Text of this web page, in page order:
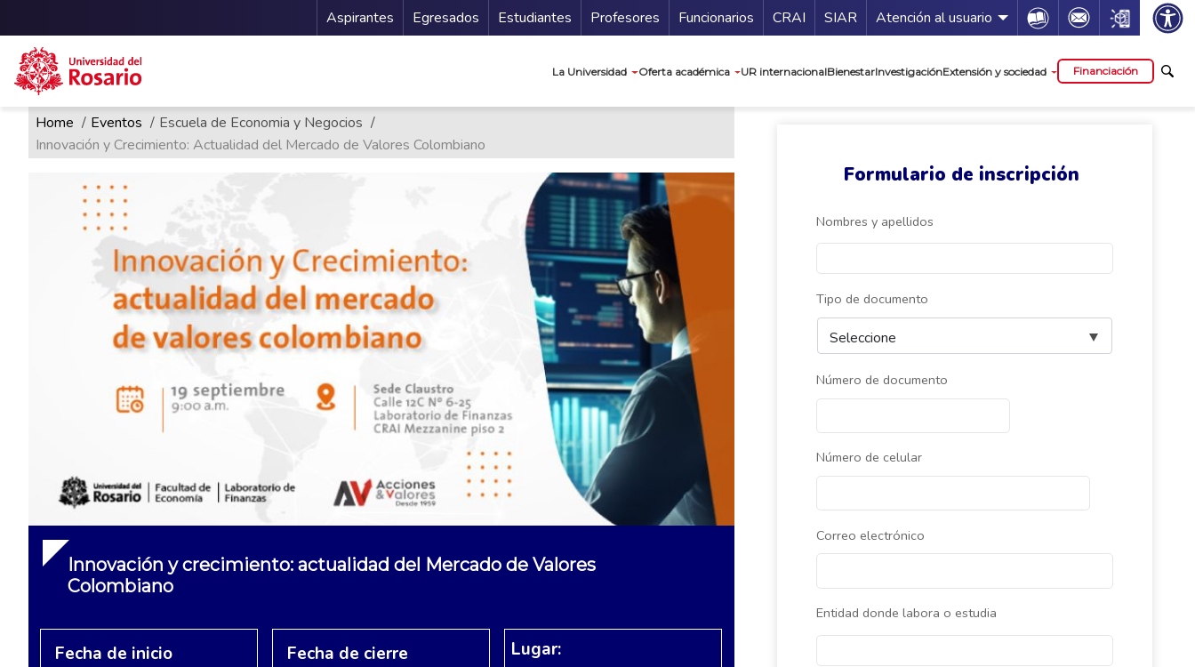
Pasar al contenido principal
Menu Secundario
Aspirantes Egresados Estudiantes Profesores Funcionarios Guía de servicios
CRAI SIAR Atención al usuario Icon Icon Icon
La Universidad Oferta académica UR internacionalBienestarInvestigaciónExtensión y sociedad Financiación
Formulario de inscripción
Nombres y apellidos
Tipo de documento
Número de documento
Número de celular
Correo electrónico
Entidad donde labora o estudia
Ruta de navegación
Home Eventos
Escuela de Economia y Negocios
Innovación y Crecimiento: Actualidad del Mercado de Valores Colombiano
Innovación y crecimiento: actualidad del Mercado de Valores
Colombiano
Fecha de inicio Fecha de cierre Lugar: